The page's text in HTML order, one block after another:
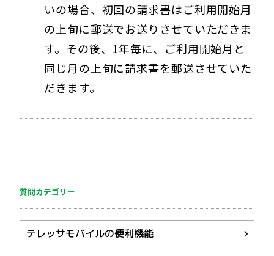
いの場合、初回の請求書はご利用開始月
の上旬に郵送でお送りさせていただきま
す。その後、1年毎に、ご利用開始月と
同じ月の上旬に請求書を郵送させていた
だきます。
質問カテゴリー
テレッサモバイルの便利機能